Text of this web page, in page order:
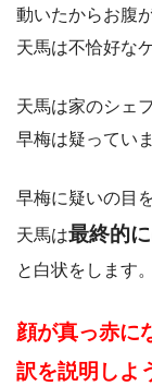
動いたからお腹
天馬は不恰好な
天馬は家のシェ
早梅は疑っていま
早梅に疑いの目
天馬は最終的
と白状をします。
顔が真っ赤に
訳を説明しよ